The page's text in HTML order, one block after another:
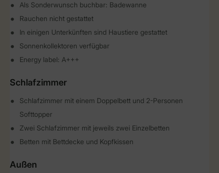
Als Sonderwunsch buchbar: Badewanne
Rauchen nicht gestattet
In einigen Unterkünften sind Haustiere gestattet
Sonnenkollektoren verfügbar
Energy label: A+++
Schlafzimmer
Schlafzimmer mit einem Doppelbett und 2-Personen
Softtopper
Zwei Schlafzimmer mit jeweils zwei Einzelbetten
Betten mit Bettdecke und Kopfkissen
Außen